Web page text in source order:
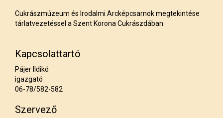
Cukrászmúzeum és Irodalmi Arcképcsarnok megtekintése
tárlatvezetéssel a Szent Korona Cukrászdában.
Kapcsolattartó
Pájer Ildikó
igazgató
06-78/582-582
Szervező